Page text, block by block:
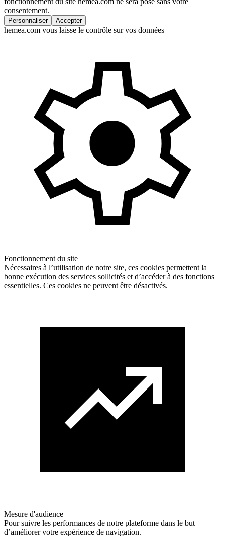
consentement.
Personnaliser Accepter
hemea.com vous laisse le contrôle sur vos données
Fonctionnement du site
Nécessaires à l’utilisation de notre site, ces cookies permettent la
bonne exécution des services sollicités et d’accéder à des fonctions
essentielles. Ces cookies ne peuvent être désactivés.
Mesure d'audience
Pour suivre les performances de notre plateforme dans le but
d’améliorer votre expérience de navigation.